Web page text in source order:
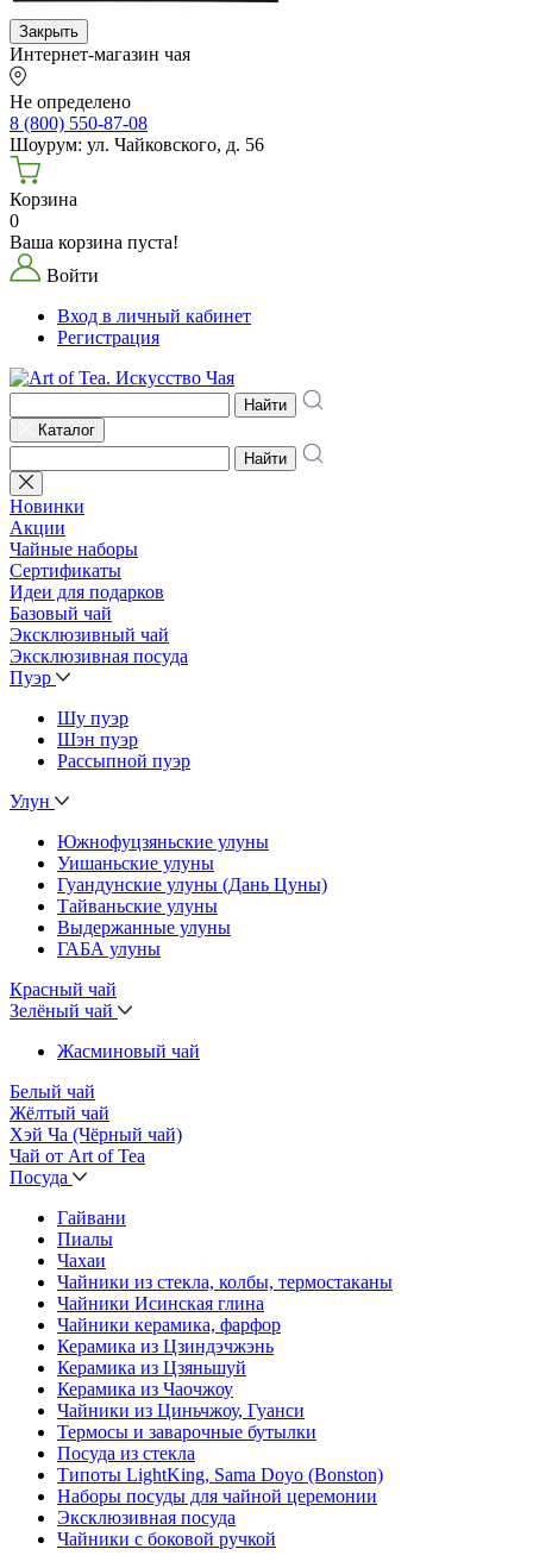
Закрыть
Интернет-магазин чая
Не определено
8 (800) 550-87-08
Шоурум: ул. Чайковского, д. 56
Корзина
0
Ваша корзина пуста!
Войти
Вход в личный кабинет
Регистрация
Найти
Каталог
Найти
Новинки
Акции
Чайные наборы
Сертификаты
Идеи для подарков
Базовый чай
Эксклюзивный чай
Эксклюзивная посуда
Пуэр
Шу пуэр
Шэн пуэр
Рассыпной пуэр
Улун
Южнофуцзяньские улуны
Уишаньские улуны
Гуандунские улуны (Дань Цуны)
Тайваньские улуны
Выдержанные улуны
ГАБА улуны
Красный чай
Зелёный чай
Жасминовый чай
Белый чай
Жёлтый чай
Хэй Ча (Чёрный чай)
Чай от Art of Tea
Посуда
Гайвани
Пиалы
Чахаи
Чайники из стекла, колбы, термостаканы
Чайники Исинская глина
Чайники керамика, фарфор
Керамика из Цзиндэчжэнь
Керамика из Цзяньшуй
Керамика из Чаочжоу
Чайники из Циньчжоу, Гуанси
Термосы и заварочные бутылки
Посуда из стекла
Типоты LightKing, Sama Doyo (Bonston)
Наборы посуды для чайной церемонии
Эксклюзивная посуда
Чайники с боковой ручкой